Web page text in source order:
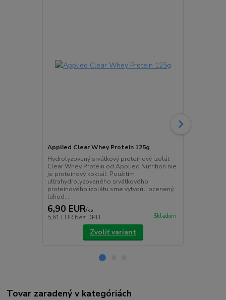
Applied Clear Whey Protein 125g
Hydrolyzovaný srvátkový proteínový izolát
Clear Whey Protein od Applied Nutrition nie
je proteínový koktail. Použitím
ultrahydrolyzovaného srvátkového
proteínového izolátu sme vytvorili ocenený,
lahod...
6,90 EUR/ks
5,61 EUR bez DPH Skladom
Zvoliť variant
Tovar zaradený v kategóriách